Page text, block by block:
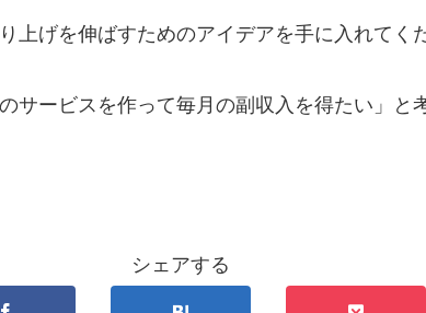
上げを伸ばすためのアイデアを手に入れてく
サービスを作って毎月の副収入を得たい」と
シェアする